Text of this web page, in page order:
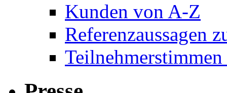
Kunden von A-Z
Referenzaussagen